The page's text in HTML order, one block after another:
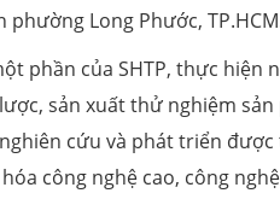
Long Phước,
phần của SHTP, thực
sản xuất thử nghiệm
cứu và phát triển
công nghệ cao, công